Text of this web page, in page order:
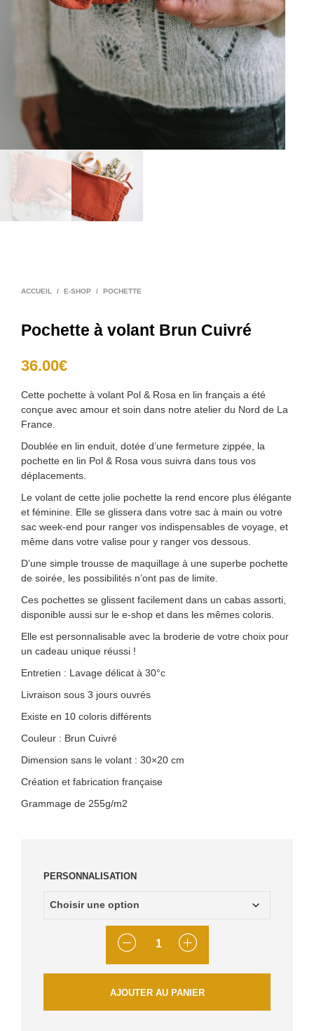
ACCUEIL / E-SHOP / POCHETTE
Pochette à volant Brun Cuivré
36.00€
Cette pochette à volant Pol & Rosa en lin français a été
conçue avec amour et soin dans notre atelier du Nord de La
France.
Doublée en lin enduit, dotée d’une fermeture zippée, la
pochette en lin Pol & Rosa vous suivra dans tous vos
déplacements.
Le volant de cette jolie pochette la rend encore plus élégante
et féminine. Elle se glissera dans votre sac à main ou votre
sac week-end pour ranger vos indispensables de voyage, et
même dans votre valise pour y ranger vos dessous.
D’une simple trousse de maquillage à une superbe pochette
de soirée, les possibilités n’ont pas de limite.
Ces pochettes se glissent facilement dans un cabas assorti,
disponible aussi sur le e-shop et dans les mêmes coloris.
Elle est personnalisable avec la broderie de votre choix pour
un cadeau unique réussi !
Entretien : Lavage délicat à 30°c
Livraison sous 3 jours ouvrés
Existe en 10 coloris différents
Couleur : Brun Cuivré
Dimension sans le volant : 30×20 cm
Création et fabrication française
Grammage de 255g/m2
PERSONNALISATION
QUANTITÉ
AJOUTER AU PANIER